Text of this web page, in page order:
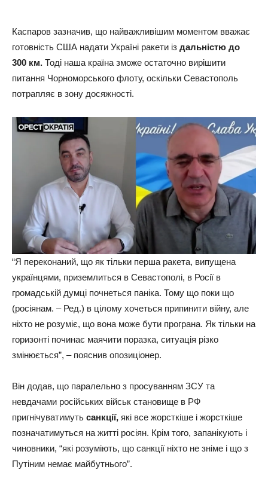
Каспаров зазначив, що найважливішим моментом вважає
готовність США надати Україні ракети із дальністю до
300 км. Тоді наша країна зможе остаточно вирішити
питання Чорноморського флоту, оскільки Севастополь
потрапляє в зону досяжності.
“Я переконаний, що як тільки перша ракета, випущена
українцями, приземлиться в Севастополі, в Росії в
громадській думці почнеться паніка. Тому що поки що
(росіянам. – Ред.) в цілому хочеться припинити війну, але
ніхто не розуміє, що вона може бути програна. Як тільки на
горизонті починає маячити поразка, ситуація різко
змінюється”, – пояснив опозиціонер.
Він додав, що паралельно з просуванням ЗСУ та
невдачами російських військ становище в РФ
пригнічуватимуть санкції, які все жорсткіше і жорсткіше
позначатимуться на житті росіян. Крім того, запанікують і
чиновники, “які розуміють, що санкції ніхто не зніме і що з
Путіним немає майбутнього”.